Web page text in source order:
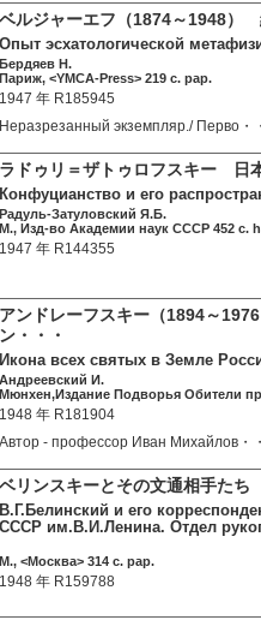
ベルジャーエフ（1874～1948）
Опыт эсхатологической
Бердяев Н.
Париж, <YMCA-Press> 219 c. pap.
1947 年 R185945
Неразрезанный экземпляр./ Перво・
ラドゥリ＝ザトゥロフスキー 日
Конфуцианство и его
Радуль-Затуловский Я.Б.
М., Изд-во Академии наук СССР 452 c.
1947 年 R144355
アンドレーフスキー（1894～
ン・・・
Икона всех святых в Земле
Андреевский И.
Мюнхен,Издание Подворья Обители
1948 年 R181904
Автор - профессор Иван Михайлов・
ベリンスキーとその文通相手たち
В.Г.Белинский и его
СССР им.В.И.Ленина. Отдел
М., <Москва> 314 c. pap.
1948 年 R159788